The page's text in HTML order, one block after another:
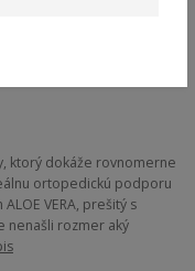
ktorý dokáže rovnomerne
ortopedickú podporu
VERA, prešitý s
nenašli rozmer aký